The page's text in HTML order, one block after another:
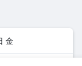
金